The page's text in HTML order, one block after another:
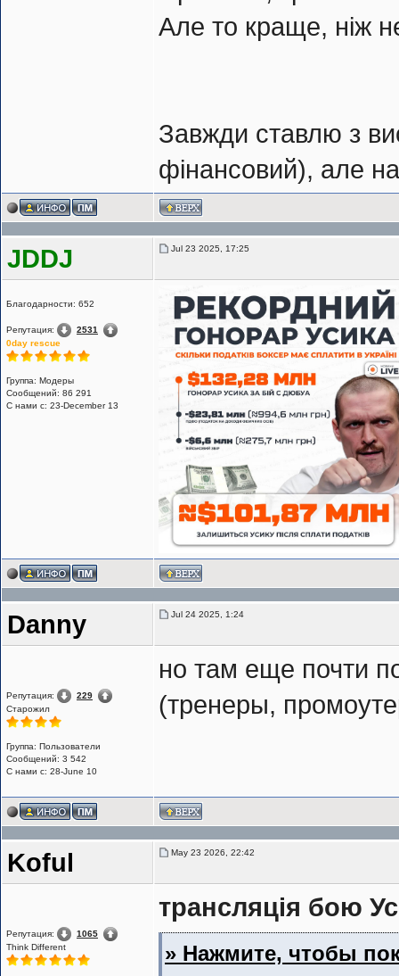
Але то краще, ніж
Завжди ставлю з
фінансовий), але
JDDJ Jul 23 2025, 17:25
Благодарности: 652
Репутация:
2531
0day rescue
Группа: Модеры
Сообщений: 86 291
С нами с: 23-December 13
Danny Jul 24 2025, 1:24
Репутация:
229
Старожил
Группа: Пользователи
Сообщений: 3 542
С нами с: 28-June 10
но там еще почти
(тренеры,
Koful May 23 2026, 22:42
Репутация:
1065
Think Different
трансляція бою
» Нажмите, чтобы